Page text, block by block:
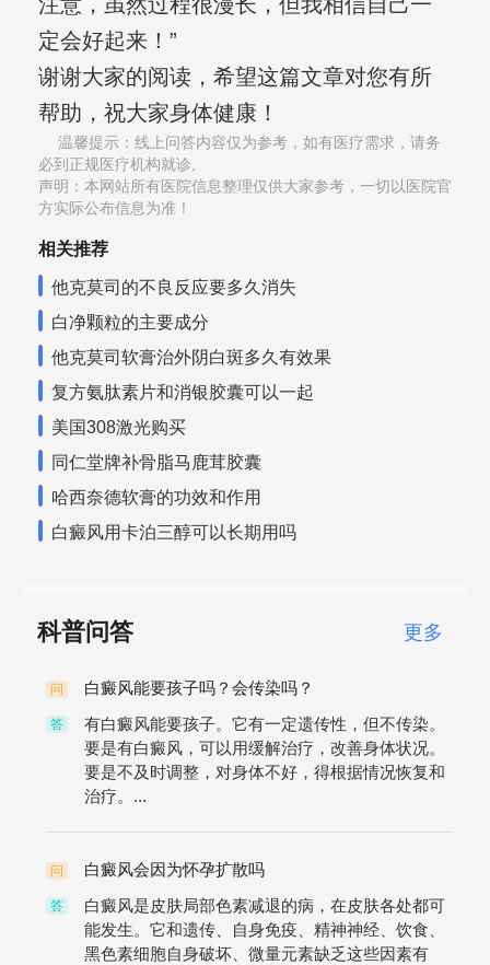
定会好起来！”
谢谢大家的阅读，希望这篇文章对您有所
帮助，祝大家身体健康！
温馨提示：线上问答内容仅为参考，如有医疗需求，请务
必到正规医疗机构就诊,
声明：本网站所有医院信息整理仅供大家参考，一切以医院官
方实际公布信息为准！
相关推荐
他克莫司的不良反应要多久消失
白净颗粒的主要成分
他克莫司软膏治外阴白斑多久有效果
复方氨肽素片和消银胶囊可以一起
美国308激光购买
同仁堂牌补骨脂马鹿茸胶囊
哈西奈德软膏的功效和作用
白癜风用卡泊三醇可以长期用吗
科普问答 更多
问 白癜风能要孩子吗？会传染吗？
答
有白癜风能要孩子。它有一定遗传性，但不传染。
要是有白癜风，可以用缓解治疗，改善身体状况。
要是不及时调整，对身体不好，得根据情况恢复和
治疗。...
问 白癜风会因为怀孕扩散吗
答
白癜风是皮肤局部色素减退的病，在皮肤各处都可
能发生。它和遗传、自身免疫、精神神经、饮食、
黑色素细胞自身破坏、微量元素缺乏这些因素有